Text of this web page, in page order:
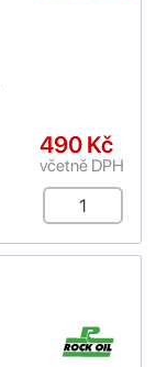
490 Kč
včetně DPH